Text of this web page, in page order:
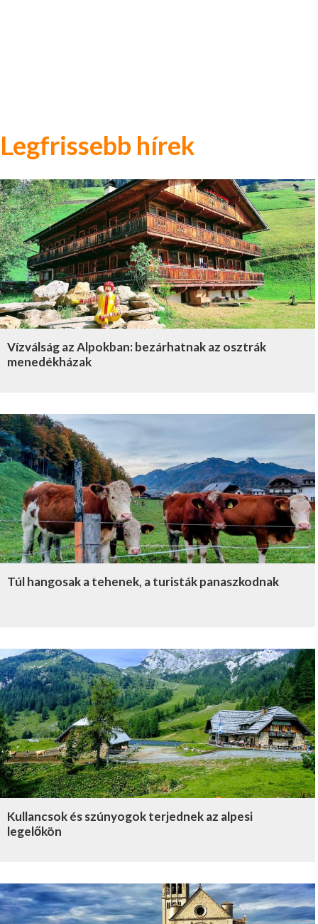
Legfrissebb hírek
Vízválság az Alpokban: bezárhatnak az osztrák
menedékházak
Túl hangosak a tehenek, a turisták panaszkodnak
Kullancsok és szúnyogok terjednek az alpesi
legelőkön